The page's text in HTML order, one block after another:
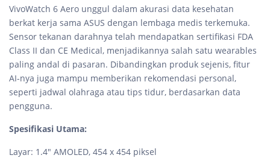
VivoWatch 6 Aero unggul dalam akurasi data kesehatan
berkat kerja sama ASUS dengan lembaga medis terkemuka.
Sensor tekanan darahnya telah mendapatkan sertifikasi FDA
Class II dan CE Medical, menjadikannya salah satu wearables
paling andal di pasaran. Dibandingkan produk sejenis, fitur
AI-nya juga mampu memberikan rekomendasi personal,
seperti jadwal olahraga atau tips tidur, berdasarkan data
pengguna.
Spesifikasi Utama:
Layar: 1.4" AMOLED, 454 x 454 piksel